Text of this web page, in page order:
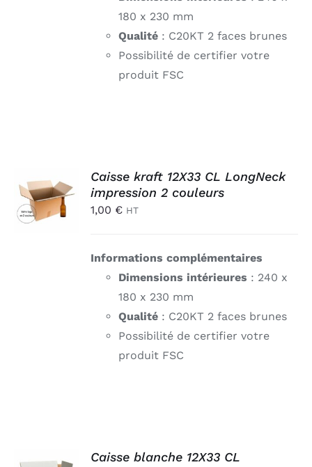
180 x 230 mm
Qualité : C20KT 2 faces brunes
Possibilité de certifier votre
produit FSC
AU
PANIER
/
Caisse kraft 12X33 CL LongNeck
impression 2 couleurs
1,00 € HT
Informations complémentaires
Dimensions intérieures : 240 x
180 x 230 mm
Qualité : C20KT 2 faces brunes
Possibilité de certifier votre
produit FSC
Caisse blanche 12X33 CL